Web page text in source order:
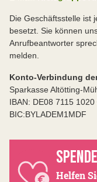
Die Geschäftsstelle ist
besetzt. Sie können
Anrufbeantworter
melden.
Konto-Verbindung
Sparkasse Altötting-
IBAN: DE08 7115
BIC:BYLADEM1MDF
Helfen